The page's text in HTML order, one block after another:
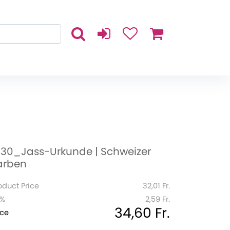
Urkunde | Schweizer
Price
32,01 Fr.
2,59 Fr.
34,60 Fr.